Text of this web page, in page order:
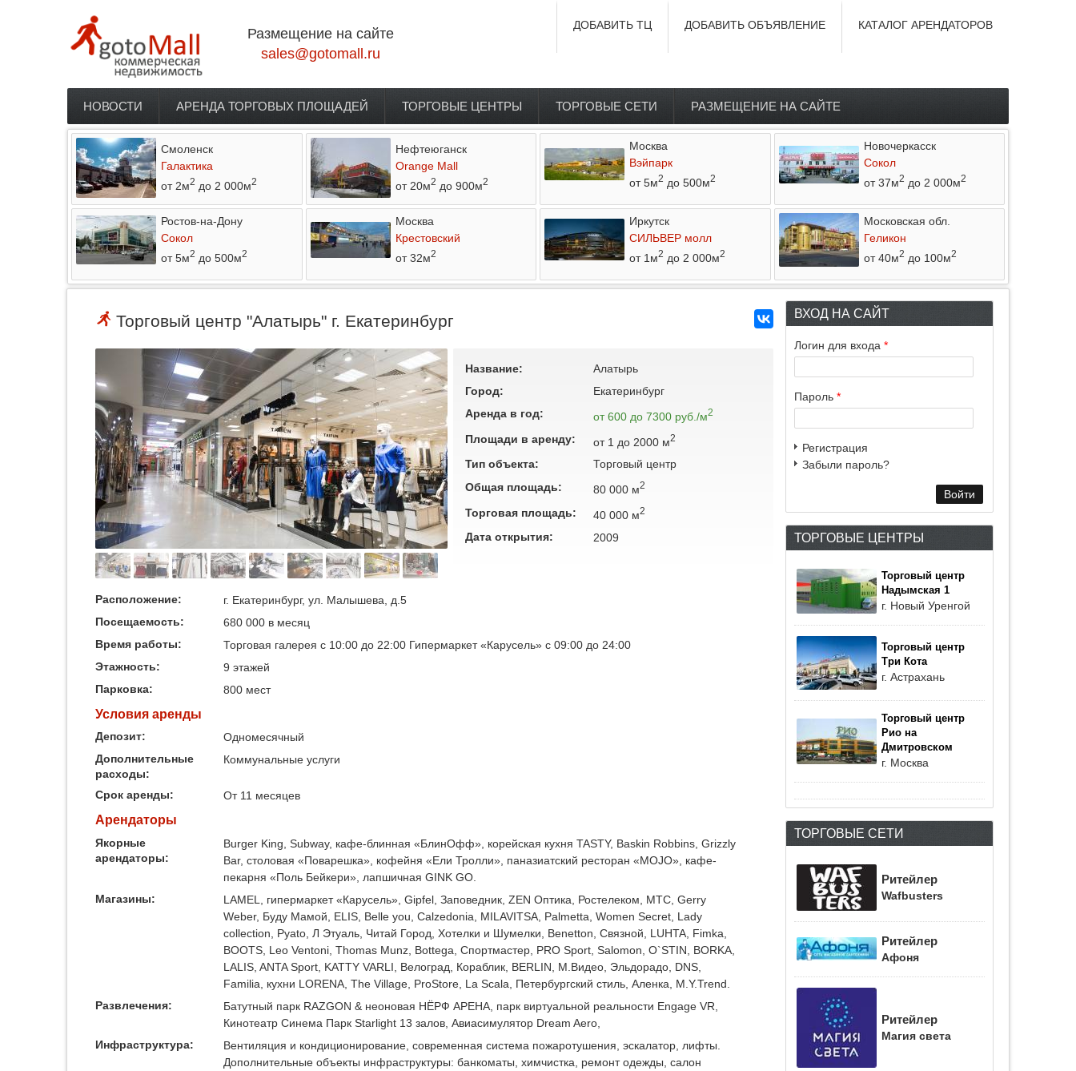
Размещение на сайте
sales@gotomall.ru
КАТАЛОГ АРЕНДАТОРОВ
ДОБАВИТЬ ОБЪЯВЛЕНИЕ
ДОБАВИТЬ ТЦ
Главное меню
НОВОСТИ АРЕНДА ТОРГОВЫХ ПЛОЩАДЕЙ ТОРГОВЫЕ ЦЕНТРЫ ТОРГОВЫЕ СЕТИ РАЗМЕЩЕНИЕ НА САЙТЕ
Смоленск
Галактика
от 2м2 до 2 000м2
Нефтеюганск
Orange Mall
от 20м2 до 900м2
Москва
Вэйпарк
от 5м2 до 500м2
Новочеркасск
Сокол
от 37м2 до 2 000м2
Ростов-на-Дону
Сокол
от 5м2 до 500м2
Москва
Крестовский
от 32м2
Иркутск
СИЛЬВЕР молл
от 1м2 до 2 000м2
Московская обл.
Геликон
от 40м2 до 100м2
Торговый центр "Алатырь" г. Екатеринбург
Название:
Алатырь
Город:
Екатеринбург
Аренда в год:
от 600 до 7300 руб./м2
Площади в аренду: от 1 до 2000 м2
Тип объекта:
Торговый центр
Общая площадь:
80 000 м2
Торговая площадь: 40 000 м2
Дата открытия: 2009
Расположение:
г. Екатеринбург, ул. Малышева, д.5
Посещаемость:
680 000 в месяц
Время работы:
Торговая галерея с 10:00 до 22:00 Гипермаркет «Карусель» с 09:00 до 24:00
Этажность:
9 этажей
Парковка:
800 мест
Условия аренды
Депозит:
Одномесячный
Дополнительные
расходы:
Коммунальные услуги
Срок аренды: От 11 месяцев
Арендаторы
Якорные
арендаторы:
Burger King, Subway, кафе-блинная «БлинОфф», корейская кухня TASTY, Baskin Robbins, Grizzly
Bar, столовая «Поварешка», кофейня «Ели Тролли», паназиатский ресторан «MOJO», кафе-
пекарня «Поль Бейкери», лапшичная GINK GO.
Магазины:
LAMEL, гипермаркет «Карусель», Gipfel, Заповедник, ZEN Оптика, Ростелеком, МТС, Gerry
Weber, Буду Мамой, ELIS, Belle you, Calzedonia, MILAVITSA, Palmetta, Women Secret, Lady
collection, Pyato, Л Этуаль, Читай Город, Хотелки и Шумелки, Benetton, Связной, LUHTA, Fimka,
BOOTS, Leo Ventoni, Thomas Munz, Bottega, Спортмастер, PRO Sport, Salomon, O`STIN, BORKA,
LALIS, ANTA Sport, KATTY VARLI, Велоград, Кораблик, BERLIN, М.Видео, Эльдорадо, DNS,
Familia, кухни LORENA, The Village, ProStore, La Scala, Петербургский стиль, Аленка, M.Y.Trend.
Развлечения:
Батутный парк RAZGON & неоновая НЁРФ АРЕНА, парк виртуальной реальности Engage VR,
Кинотеатр Синема Парк Starlight 13 залов, Авиасимулятор Dream Aero,
Инфраструктура:
Вентиляция и кондиционирование, современная система пожаротушения, эскалатор, лифты.
Дополнительные объекты инфраструктуры: банкоматы, химчистка, ремонт одежды, салон
ВХОД НА САЙТ
Логин для входа *
Пароль *
Регистрация
Забыли пароль?
ТОРГОВЫЕ ЦЕНТРЫ
Торговый центр
Надымская 1
г. Новый Уренгой
Торговый центр
Три Кота
г. Астрахань
Торговый центр
Рио на
Дмитровском
г. Москва
ТОРГОВЫЕ СЕТИ
Ритейлер
Wafbusters
Ритейлер
Афоня
Ритейлер
Магия света